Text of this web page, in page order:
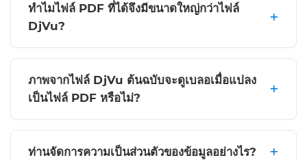
ทำไมไฟล์ PDF ที่ได้จึงมีขนาดใหญ่กว่าไฟล์
DjVu?
ภาพจากไฟล์ DjVu ต้นฉบับจะดูเบลอเมื่อแปลง
เป็นไฟล์ PDF หรือไม่?
ท่านจัดการความเป็นส่วนตัวของข้อมูลอย่างไร?